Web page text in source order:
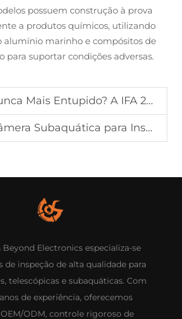
possuem construção à prova
a produtos químicos, utilizando
alumínio marinho e compósitos de
para suportar condições adversas.
Entupido? A IFA 2025 Apresenta Soluções Avançadas de Inspeção de Drenos
para Inspeção de Poços Profundos: Design Impermeável Confiável para Trabalhos em Locais Profundos
Beyond Electronics especializa-se
de inspeção de alta qualidade para
telescópicas e subaquáticas. Com
de experiência, oferecemos
ODM, controle rigoroso de